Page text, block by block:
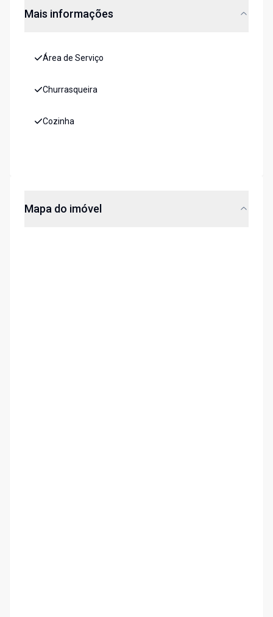
Mais informações
Área de Serviço
Churrasqueira
Cozinha
Mapa do imóvel